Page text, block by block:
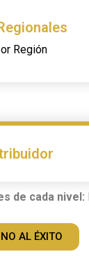
Región
de cada nivel:
AL ÉXITO